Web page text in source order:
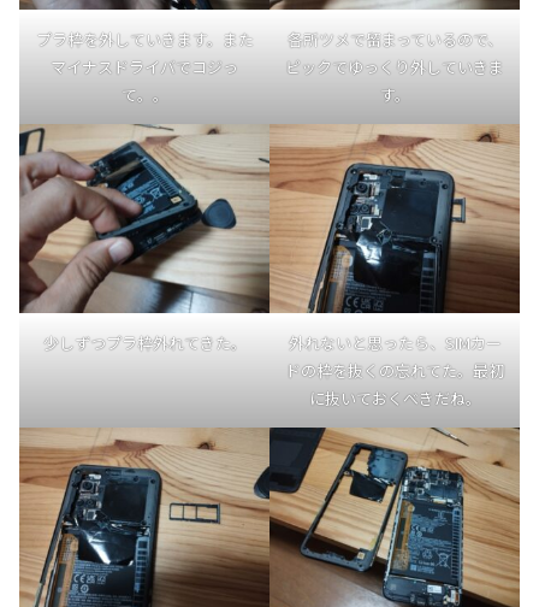
プラ枠を外していきます。また
マイナスドライバでコジっ
て。。
各所ツメで留まっているので、
ピックでゆっくり外していきま
す。
少しずつプラ枠外れてきた。
外れないと思ったら、SIMカー
ドの枠を抜くの忘れてた。最初
に抜いておくべきだね。